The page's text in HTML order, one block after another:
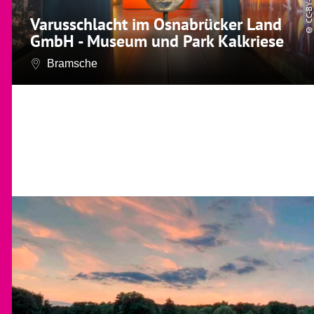
Varusschlacht im Osnabrücker Land
GmbH - Museum und Park Kalkriese
Bramsche
©